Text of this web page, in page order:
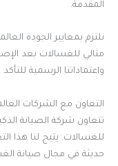
المقدمة.
نلتزم بمعايير الجودة
مثالي للغسالات بعد
واعتماداتنا الرسمية
التعاون مع الشركات
تتعاون شركة الصيانة
للغسالات. يتيح لنا هذا
حديثة في مجال صيانة